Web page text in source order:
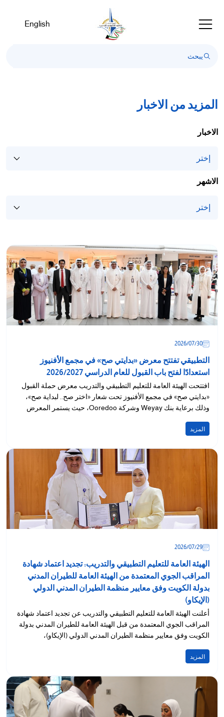
English
المزيد من الاخبار
الاخبار
الاشهر
30‏/07‏/2026
التطبيقي تفتتح معرض «بدايتي صح» في مجمع الأفنيوز
استعدادًا لفتح باب القبول للعام الدراسي 2026/2027
افتتحت الهيئة العامة للتعليم التطبيقي والتدريب معرض حملة القبول
«بدايتي صح» في مجمع الأفنيوز تحت شعار «اختر صح.. لبداية صح»،
وذلك برعاية بنك Weyay وشركة Ooredoo، حيث يستمر المعرض
المزيد
29‏/07‏/2026
الهيئة العامة للتعليم التطبيقي والتدريب: تجديد اعتماد شهادة
المراقب الجوي المعتمدة من الهيئة العامة للطيران المدني
بدولة الكويت وفق معايير منظمة الطيران المدني الدولي
(الإيكاو)
أعلنت الهيئة العامة للتعليم التطبيقي والتدريب عن تجديد اعتماد شهادة
المراقب الجوي المعتمدة من قبل الهيئة العامة للطيران المدني بدولة
الكويت وفق معايير منظمة الطيران المدني الدولي (الإيكاو)،
المزيد